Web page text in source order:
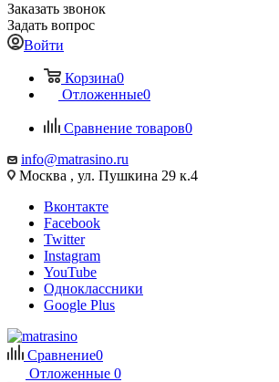
Заказать звонок
Задать вопрос
Войти
Корзина0
Отложенные0
Сравнение товаров0
info@matrasino.ru
Москва , ул. Пушкина 29 к.4
Вконтакте
Facebook
Twitter
Instagram
YouTube
Одноклассники
Google Plus
Сравнение0
Отложенные 0